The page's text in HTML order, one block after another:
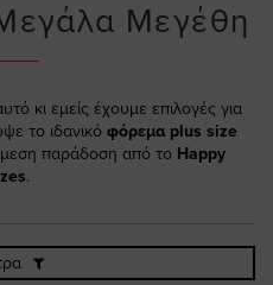
Μεγέθη
κι εμείς έχουμε επιλογές για
το ιδανικό φόρεμα plus size
παράδοση από το Happy
.